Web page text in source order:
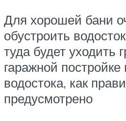
Для хорошей бани
обустроить
туда будет уходить
гаражной
водостока, как
предусмотрено